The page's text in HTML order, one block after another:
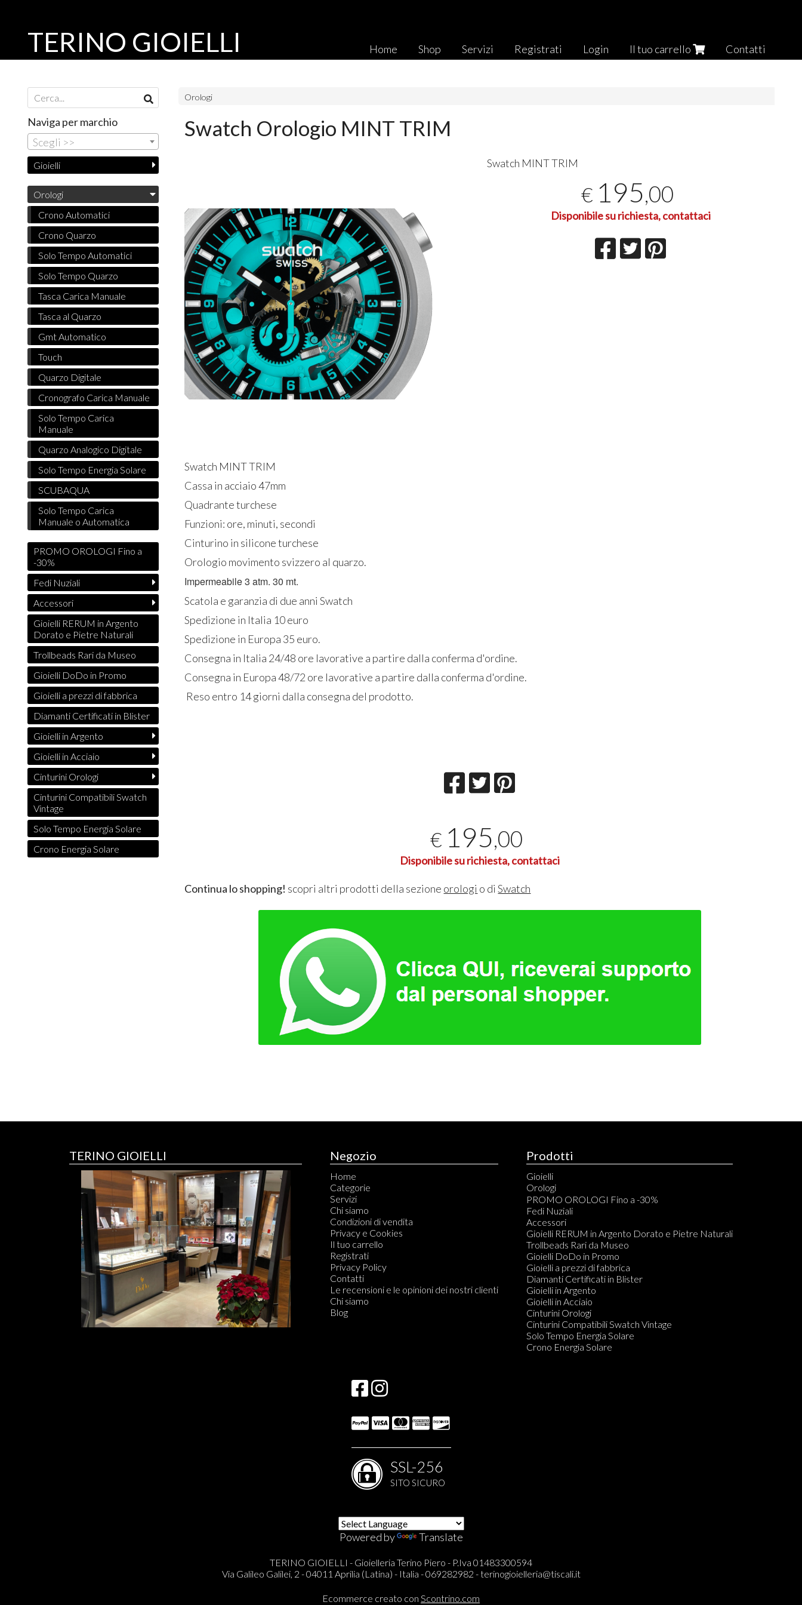
Home Shop Servizi Registrati Login Il tuo carrello Contatti
TERINO GIOIELLI
Orologi
Swatch Orologio MINT TRIM
Swatch MINTTRIM
€ 195,00
Disponibile su richiesta, contattaci
Swatch MINT TRIM
Cassa in acciaio 47mm
Quadrante turchese
Funzioni: ore, minuti, secondi
Cinturino in silicone turchese
Orologio movimento svizzero al quarzo.
Impermeabile 3 atm. 30 mt.
Scatola e garanzia di due anni Swatch
Spedizione in Italia 10 euro
Spedizione in Europa 35 euro.
Consegna in Italia 24/48 ore lavorative a partire dalla conferma d'ordine.
Consegna in Europa 48/72 ore lavorative a partire dalla conferma d'ordine.
Reso entro 14 giorni dalla consegna del prodotto.
€ 195,00
Disponibile su richiesta, contattaci
Continua lo shopping! scopri altri prodotti della sezione orologi o diSwatch
Naviga per marchio
Scegli >>
Gioielli
Orologi
Crono Automatici
Crono Quarzo
Solo Tempo Automatici
Solo Tempo Quarzo
Tasca Carica Manuale
Tasca al Quarzo
Gmt Automatico
Touch
Quarzo Digitale
Cronografo Carica Manuale
Solo Tempo Carica
Manuale
Quarzo Analogico Digitale
Solo Tempo Energia Solare
SCUBAQUA
Solo Tempo Carica
Manuale o Automatica
PROMO OROLOGI Fino a
-30%
Fedi Nuziali
Accessori
Gioielli RERUM in Argento
Dorato e Pietre Naturali
Trollbeads Rari da Museo
Gioielli DoDo in Promo
Gioielli a prezzi di fabbrica
Diamanti Certificati in Blister
Gioielli in Argento
Gioielli in Acciaio
Cinturini Orologi
Cinturini Compatibili Swatch
Vintage
Solo Tempo Energia Solare
Crono Energia Solare
TERINO GIOIELLI Negozio
Home
Categorie
Servizi
Chi siamo
Condizioni di vendita
Privacy e Cookies
Il tuo carrello
Registrati
Privacy Policy
Contatti
Le recensioni e le opinioni dei nostri clienti
Chi siamo
Blog
Prodotti
Gioielli
Orologi
Crono Automatici
Crono Quarzo
Solo Tempo Automatici
Solo Tempo Quarzo
Tasca Carica Manuale
Tasca al Quarzo
Gmt Automatico
Touch
Quarzo Digitale
Cronografo Carica Manuale
Solo Tempo Carica Manuale
Quarzo Analogico Digitale
Solo Tempo Energia Solare
SCUBAQUA
PROMO OROLOGI Fino a -30%
Fedi Nuziali
Accessori
Gioielli RERUM in Argento Dorato e Pietre Naturali
Trollbeads Rari da Museo
Gioielli DoDo in Promo
Gioielli a prezzi di fabbrica
Diamanti Certificati in Blister
Gioielli in Argento
Gioielli in Acciaio
Cinturini Orologi
Cinturini Compatibili Swatch Vintage
Solo Tempo Energia Solare
Crono Energia Solare
SSL-256
SITO SICURO
Powered by Translate
TERINO GIOIELLI - Gioielleria Terino Piero - P.Iva 01483300594
Via Galileo Galilei, 2 - 04011 Aprilia (Latina) - Italia - 069282982 -terinogioielleria@tiscali.it
Ecommerce creato con Scontrino.com